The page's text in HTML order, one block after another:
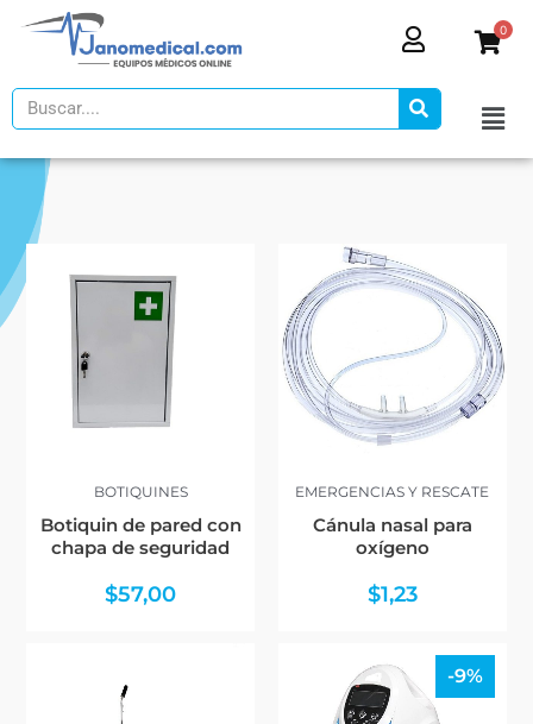
0
Search
BOTIQUINES
Botiquin de pared con
chapa de seguridad
$57,00
EMERGENCIAS Y RESCATE
Cánula nasal para
oxígeno
$1,23
-9%
precio
original
El